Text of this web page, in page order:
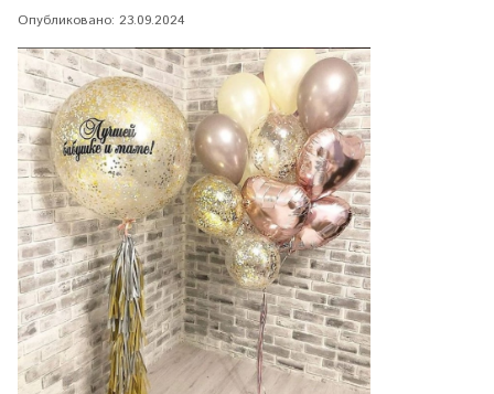
Опубликовано: 23.09.2024